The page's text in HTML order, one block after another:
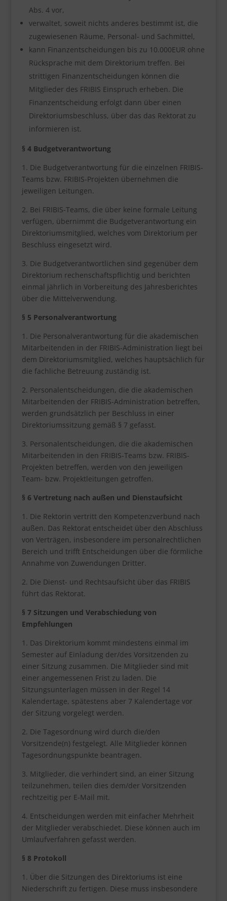
Abs. 4 vor,
verwaltet, soweit nichts anderes bestimmt ist, die
zugewiesenen Räume, Personal- und Sachmittel,
kann Finanzentscheidungen bis zu 10.000EUR ohne
Rücksprache mit dem Direktorium treffen. Bei
strittigen Finanzentscheidungen können die
Mitglieder des FRIBIS Einspruch erheben. Die
Finanzentscheidung erfolgt dann über einen
Direktoriumsbeschluss, über das das Rektorat zu
informieren ist.
§ 4 Budgetverantwortung
1. Die Budgetverantwortung für die einzelnen FRIBIS-
Teams bzw. FRIBIS-Projekten übernehmen die
jeweiligen Leitungen.
2. Bei FRIBIS-Teams, die über keine formale Leitung
verfügen, übernimmt die Budgetverantwortung ein
Direktoriumsmitglied, welches vom Direktorium per
Beschluss eingesetzt wird.
3. Die Budgetverantwortlichen sind gegenüber dem
Direktorium rechenschaftspflichtig und berichten
einmal jährlich in Vorbereitung des Jahresberichtes
über die Mittelverwendung.
§ 5 Personalverantwortung
1. Die Personalverantwortung für die akademischen
Mitarbeitenden in der FRIBIS-Administration liegt bei
dem Direktoriumsmitglied, welches hauptsächlich für
die fachliche Betreuung zuständig ist.
2. Personalentscheidungen, die die akademischen
Mitarbeitenden der FRIBIS-Administration betreffen,
werden grundsätzlich per Beschluss in einer
Direktoriumssitzung gemäß § 7 gefasst.
3. Personalentscheidungen, die die akademischen
Mitarbeitenden in den FRIBIS-Teams bzw. FRIBIS-
Projekten betreffen, werden von den jeweiligen
Team- bzw. Projektleitungen getroffen.
§ 6 Vertretung nach außen und Dienstaufsicht
1. Die Rektorin vertritt den Kompetenzverbund nach
außen. Das Rektorat entscheidet über den Abschluss
von Verträgen, insbesondere im personalrechtlichen
Bereich und trifft Entscheidungen über die förmliche
Annahme von Zuwendungen Dritter.
2. Die Dienst- und Rechtsaufsicht über das FRIBIS
führt das Rektorat.
§ 7 Sitzungen und Verabschiedung von
Empfehlungen
1. Das Direktorium kommt mindestens einmal im
Semester auf Einladung der/des Vorsitzenden zu
einer Sitzung zusammen. Die Mitglieder sind mit
einer angemessenen Frist zu laden. Die
Sitzungsunterlagen müssen in der Regel 14
Kalendertage, spätestens aber 7 Kalendertage vor
der Sitzung vorgelegt werden.
2. Die Tagesordnung wird durch die/den
Vorsitzende(n) festgelegt. Alle Mitglieder können
Tagesordnungspunkte beantragen.
3. Mitglieder, die verhindert sind, an einer Sitzung
teilzunehmen, teilen dies dem/der Vorsitzenden
rechtzeitig per E-Mail mit.
4. Entscheidungen werden mit einfacher Mehrheit
der Mitglieder verabschiedet. Diese können auch im
Umlaufverfahren gefasst werden.
§ 8 Protokoll
1. Über die Sitzungen des Direktoriums ist eine
Niederschrift zu fertigen. Diese muss insbesondere